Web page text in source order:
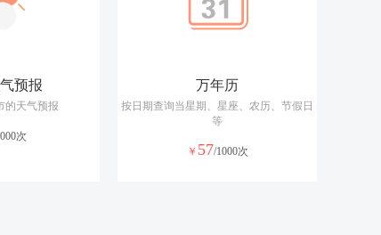
预报
的天气预报
次
万年历
按日期查询当星期、星座、农历、节假日
等
￥ 57/1000次